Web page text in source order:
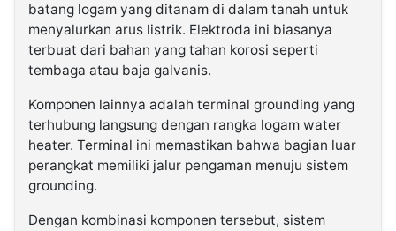
batang logam yang ditanam di dalam tanah untuk
menyalurkan arus listrik. Elektroda ini biasanya
terbuat dari bahan yang tahan korosi seperti
tembaga atau baja galvanis.
Komponen lainnya adalah terminal grounding yang
terhubung langsung dengan rangka logam water
heater. Terminal ini memastikan bahwa bagian luar
perangkat memiliki jalur pengaman menuju sistem
grounding.
Dengan kombinasi komponen tersebut, sistem